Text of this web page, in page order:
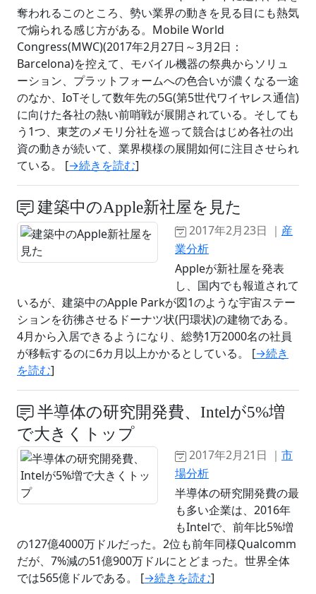
奪われるこのところ、勢い業界の動きを見る目にも熱気
で煽られる感じ方がある。Mobile World
Congress(MWC)(2017年2月27日～3月2日：
Barcelona)を控えて、モバイル機器の祭典からソリュ
ーション、プラットフォームへの色合いが濃くなる一途
のなか、IoTそして数年先の5G(第5世代ワイヤレス通信)
に向けた各社の熱い前哨戦が展開されている。そしても
う1つ、東芝のメモリ分社を巡って競合はじめ各社の出
資の動きが続いて、業界模様の展開如何に注目させられ
ている。 [→続きを読む]
建築中のApple新社屋を見た
2017年2月23日 ｜ 産
業分析
Appleが新社屋を発表
し、国内でも報道されて
いるが、建築中のApple Parkが図1のような宇宙ステー
ションを彷彿させるドーナツ状(円環状)の建物である。
4月から入居できるようになり、総勢1万2000名の社員
が移転するのに6カ月以上かかるとしている。 [→続き
を読む]
半導体の研究開発費、Intelが5%増
で大きくトップ
2017年2月21日 ｜ 市
場分析
半導体の研究開発費の最
も多い企業は、2016年
もIntelで、前年比5%増
の127億4000万ドルだった。2位も前年同様Qualcomm
だが、7%減の51億900万ドルにとどまった。世界全体
では565億ドルである。 [→続きを読む]